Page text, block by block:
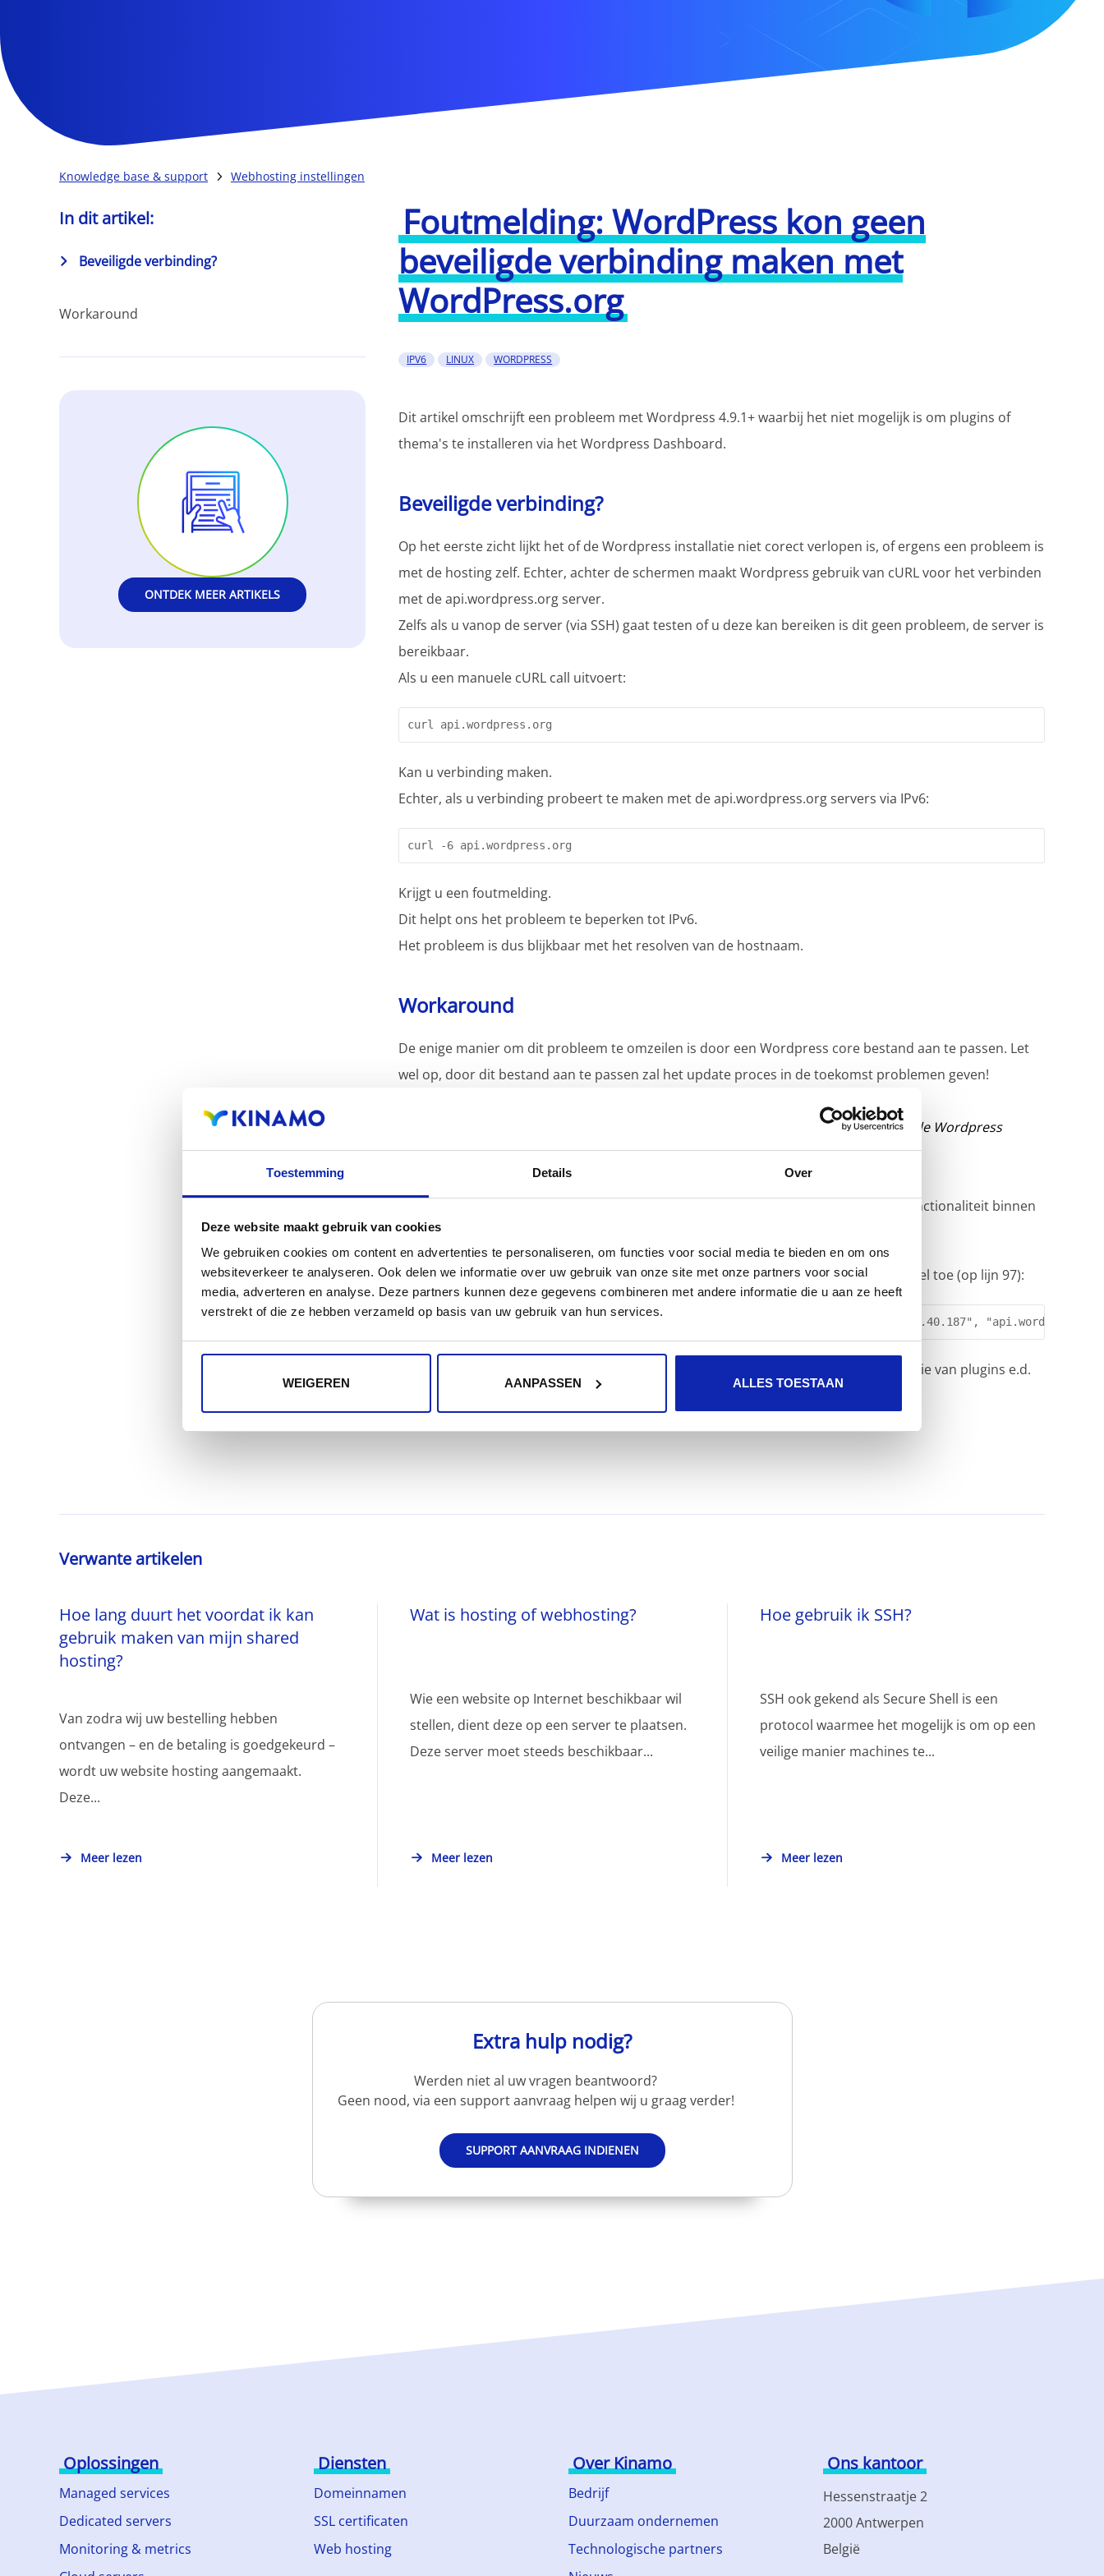
Toestemming Details Over
Deze website maakt gebruik van cookies
We gebruiken cookies om content en advertenties te personaliseren, om functies voor social media te bieden en om ons
websiteverkeer te analyseren. Ook delen we informatie over uw gebruik van onze site met onze partners voor social
media, adverteren en analyse. Deze partners kunnen deze gegevens combineren met andere informatie die u aan ze heeft
verstrekt of die ze hebben verzameld op basis van uw gebruik van hun services.
WEIGEREN AANPASSEN ALLES TOESTAAN
Knowledge base & support Webhosting instellingen
In dit artikel:
Beveiligde verbinding?
Workaround
ONTDEK MEER ARTIKELS
Foutmelding: WordPress kon geen
beveiligde verbinding maken met
WordPress.org
IPV6 LINUX WORDPRESS
Dit artikel omschrijft een probleem met Wordpress 4.9.1+ waarbij het niet mogelijk is om plugins of
thema's te installeren via het Wordpress Dashboard.
Beveiligde verbinding?
Op het eerste zicht lijkt het of de Wordpress installatie niet corect verlopen is, of ergens een probleem is
met de hosting zelf. Echter, achter de schermen maakt Wordpress gebruik van cURL voor het verbinden
met de api.wordpress.org server.
Zelfs als u vanop de server (via SSH) gaat testen of u deze kan bereiken is dit geen probleem, de server is
bereikbaar.
Als u een manuele cURL call uitvoert:
curl api.wordpress.org
Kan u verbinding maken.
Echter, als u verbinding probeert te maken met de api.wordpress.org servers via IPv6:
curl -6 api.wordpress.org
Krijgt u een foutmelding.
Dit helpt ons het probleem te beperken tot IPv6.
Het probleem is dus blijkbaar met het resolven van de hostnaam.
Workaround
De enige manier om dit probleem te omzeilen is door een Wordpress core bestand aan te passen. Let
wel op, door dit bestand aan te passen zal het update proces in de toekomst problemen geven!
Op het moment van schrijven (07.12.2017) was er nog geen fix voor dit probleem in de Wordpress
versie, voorlopig is dit dus de enige oplossing.
Het schrijven van een custom action helpt ook niet meteen daat dit om een basis functionaliteit binnen
Wordpress gaat.
Wijzig het bestandwp-includes/Requests/Transport/cURL.phpen voeg volgende regel toe (op lijn 97):
curl_setopt($this->handle, CURLOPT_RESOLVE, array("api.wordpress.org:80:66.155.40.187",
Dit is uiteraard een tijdelijke oplossing, maar zo kan u tenminste verder met installatie van plugins e.d.
Verwante artikelen
Hoe lang duurt het voordat ik kan
gebruik maken van mijn shared
hosting?
Van zodra wij uw bestelling hebben
ontvangen – en de betaling is goedgekeurd –
wordt uw website hosting aangemaakt.
Deze...
Meer lezen
Wat is hosting of webhosting?
Wie een website op Internet beschikbaar wil
stellen, dient deze op een server te plaatsen.
Deze server moet steeds beschikbaar...
Meer lezen
Hoe gebruik ik SSH?
SSH ook gekend als Secure Shell is een
protocol waarmee het mogelijk is om op een
veilige manier machines te...
Meer lezen
Extra hulp nodig?
Werden niet al uw vragen beantwoord?
Geen nood, via een support aanvraag helpen wij u graag verder!
SUPPORT AANVRAAG INDIENEN
Oplossingen
Managed services
Dedicated servers
Monitoring & metrics
Diensten
Domeinnamen
SSL certificaten
Web hosting
Over Kinamo
Bedrijf
Duurzaam ondernemen
Technologische partners
Ons kantoor
Hessenstraatje 2
2000 Antwerpen
België